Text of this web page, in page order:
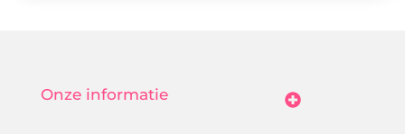
Onze informatie